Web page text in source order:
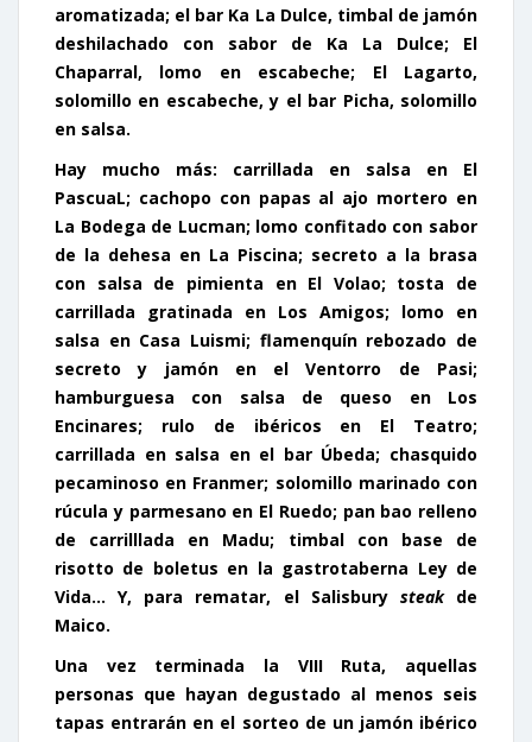
aromatizada; el bar Ka La Dulce, timbal de jamón
deshilachado con sabor de Ka La Dulce; El
Chaparral, lomo en escabeche; El Lagarto,
solomillo en escabeche, y el bar Picha, solomillo
en salsa.
Hay mucho más: carrillada en salsa en El
PascuaL; cachopo con papas al ajo mortero en
La Bodega de Lucman; lomo confitado con sabor
de la dehesa en La Piscina; secreto a la brasa
con salsa de pimienta en El Volao; tosta de
carrillada gratinada en Los Amigos; lomo en
salsa en Casa Luismi; flamenquín rebozado de
secreto y jamón en el Ventorro de Pasi;
hamburguesa con salsa de queso en Los
Encinares; rulo de ibéricos en El Teatro;
carrillada en salsa en el bar Úbeda; chasquido
pecaminoso en Franmer; solomillo marinado con
rúcula y parmesano en El Ruedo; pan bao relleno
de carrilllada en Madu; timbal con base de
risotto de boletus en la gastrotaberna Ley de
Vida… Y, para rematar, el Salisbury steakde
Maico.
Una vez terminada la VIII Ruta, aquellas
personas que hayan degustado al menos seis
tapas entrarán en el sorteo de un jamón ibérico